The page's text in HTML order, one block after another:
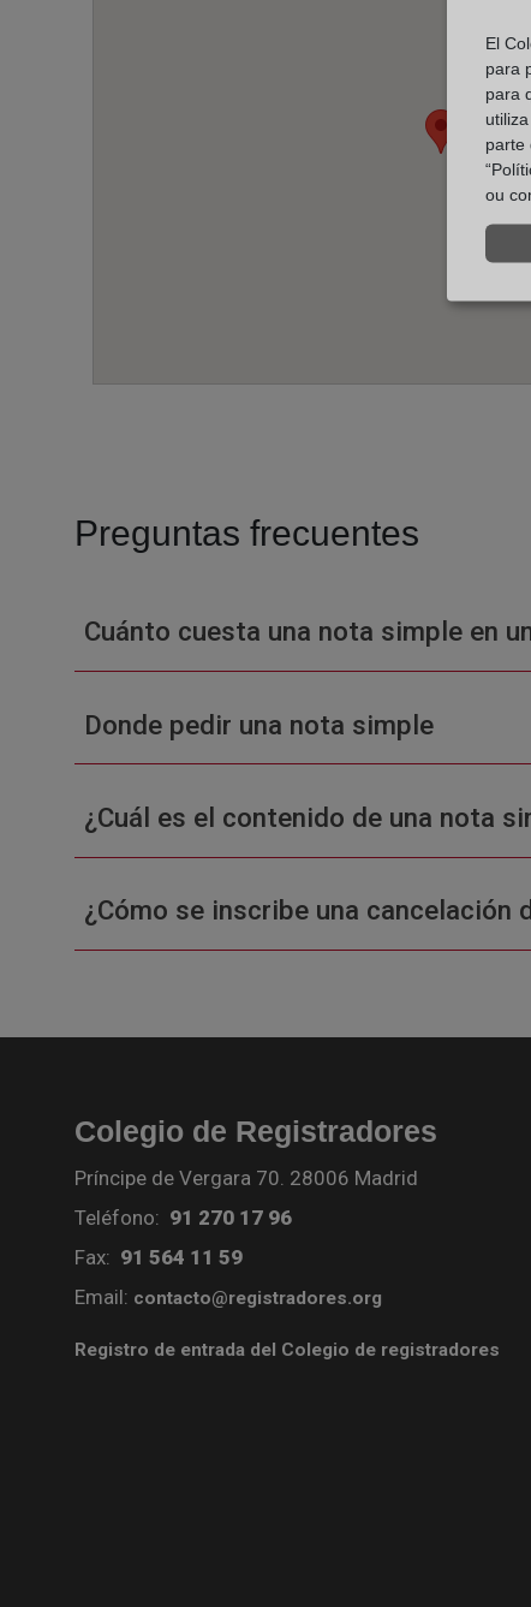
Preguntas frecuentes
Cuánto cuesta una nota simple en
Donde pedir una nota simple
¿Cuál es el contenido de una nota
¿Cómo se inscribe una cancelación
Colegio de Registradores
Príncipe de Vergara 70. 28006 Madrid
Teléfono: 91 270 17 96
Fax: 91 564 11 59
Email: contacto@registradores.org
Registro de entrada del Colegio de registradores
El
para
para
parte
ou